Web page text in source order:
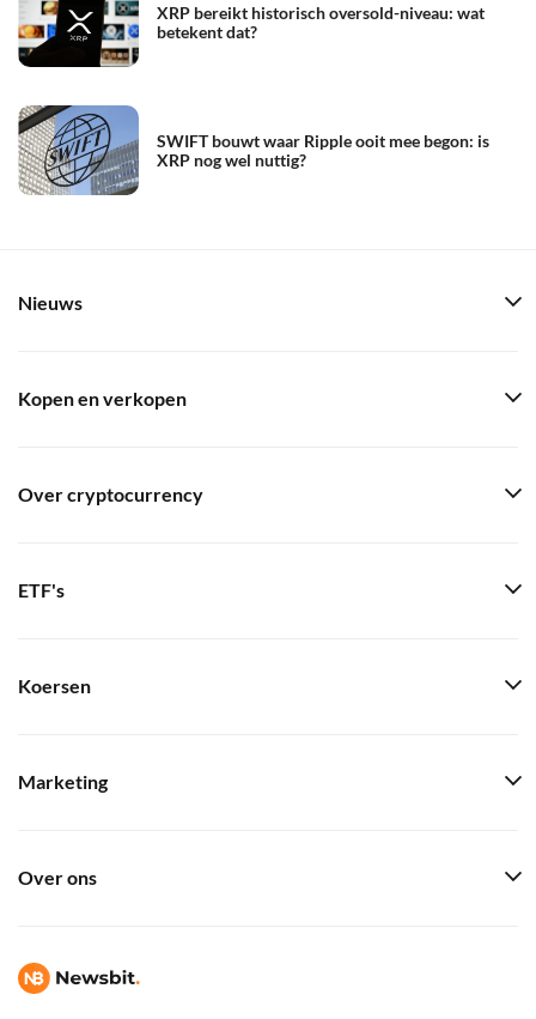
XRP bereikt historisch oversold-niveau: wat
betekent dat?
SWIFT bouwt waar Ripple ooit mee begon: is
XRP nog wel nuttig?
Nieuws
Kopen en verkopen
Over cryptocurrency
ETF's
Koersen
Marketing
Over ons